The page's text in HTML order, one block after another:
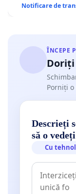
Notificare de
ÎNCEPE
Doriți
Porniți
Descrieți
să o vedeți
Cu